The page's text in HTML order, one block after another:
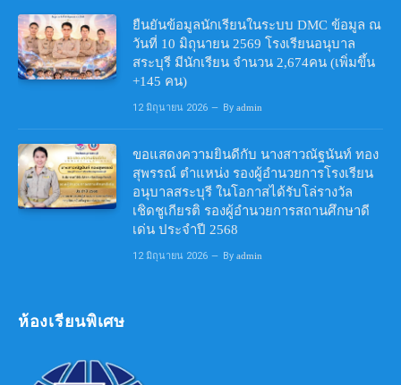
ยืนยันข้อมูลนักเรียนในระบบ DMC ข้อมูล ณ
วันที่ 10 มิถุนายน 2569 โรงเรียนอนุบาล
สระบุรี มีนักเรียน จำนวน 2,674คน (เพิ่มขึ้น
+145 คน)
12 มิถุนายน 2026 By admin
ขอแสดงความยินดีกับ นางสาวณัฐนันท์ ทอง
สุพรรณ์ ตำแหน่ง รองผู้อำนวยการโรงเรียน
อนุบาลสระบุรี ในโอกาสได้รับโล่รางวัล
เชิดชูเกียรติ รองผู้อำนวยการสถานศึกษาดี
เด่น ประจำปี 2568
12 มิถุนายน 2026 By admin
ห้องเรียนพิเศษ